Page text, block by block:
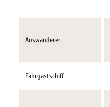
Auswanderer
Fahrgastschiff